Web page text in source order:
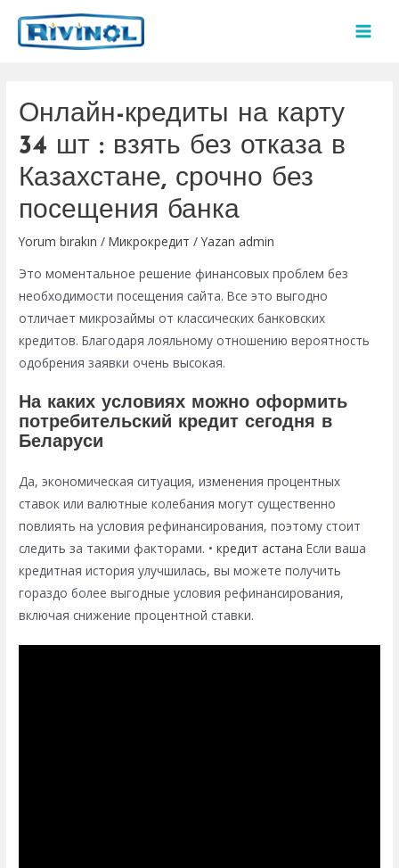
atla
Онлайн-кредиты на карту
34 шт : взять без отказа в
Казахстане, срочно без
посещения банка
Yorum bırakın /Микрокредит / Yazan admin
Это моментальное решение финансовых проблем без
необходимости посещения сайта. Все это выгодно
отличает микрозаймы от классических банковских
кредитов. Благодаря лояльному отношению вероятность
одобрения заявки очень высокая.
На каких условиях можно оформить
потребительский кредит сегодня в
Беларуси
Да, экономическая ситуация, изменения процентных
ставок или валютные колебания могут существенно
повлиять на условия рефинансирования, поэтому стоит
следить за такими факторами. •кредит астана Если ваша
кредитная история улучшилась, вы можете получить
гораздо более выгодные условия рефинансирования,
включая снижение процентной ставки.